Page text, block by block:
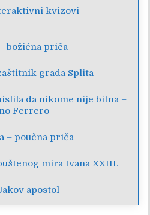
kvizovi
božićna priča
grada Splita
da nikome nije bitna –
Ferrero
– poučna priča
mira Ivana XXIII.
apostol